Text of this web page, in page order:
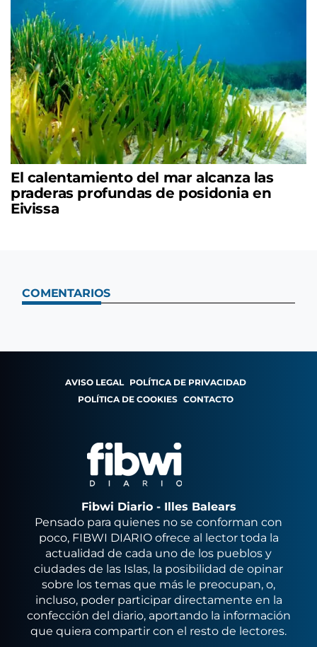
El calentamiento del mar alcanza las
praderas profundas de posidonia en
Eivissa
COMENTARIOS
AVISO LEGAL POLÍTICA DE PRIVACIDAD
POLÍTICA DE COOKIES CONTACTO
Fibwi Diario - Illes Balears
Pensado para quienes no se conforman con
poco, FIBWI DIARIO ofrece al lector toda la
actualidad de cada uno de los pueblos y
ciudades de las Islas, la posibilidad de opinar
sobre los temas que más le preocupan, o,
incluso, poder participar directamente en la
confección del diario, aportando la información
que quiera compartir con el resto de lectores.